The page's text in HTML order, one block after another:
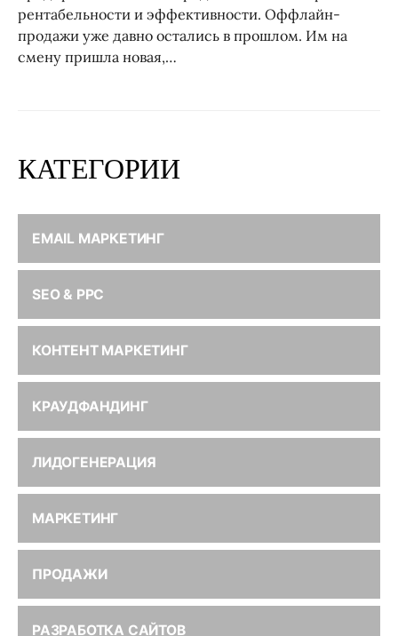
рентабельности и эффективности. Оффлайн-
продажи уже давно остались в прошлом. Им на
смену пришла новая,…
КАТЕГОРИИ
EMAIL МАРКЕТИНГ
SEO & PPC
КОНТЕНТ МАРКЕТИНГ
КРАУДФАНДИНГ
ЛИДОГЕНЕРАЦИЯ
МАРКЕТИНГ
ПРОДАЖИ
РАЗРАБОТКА САЙТОВ